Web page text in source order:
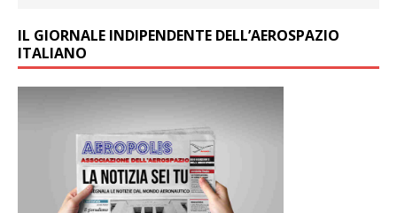
IL GIORNALE INDIPENDENTE DELL’AEROSPAZIO
ITALIANO